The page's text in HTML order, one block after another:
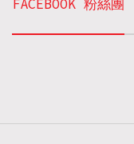
FACEBOOK 粉絲團